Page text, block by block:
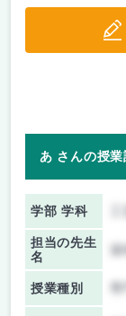
あ さんの授業
学部 学科
担当の先生
名
授業種別